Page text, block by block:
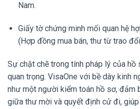
Nam.
Giấy tờ chứng minh mối quan hệ
(Hợp đồng mua bán, thư từ trao
Sự chặt chẽ trong tính pháp lý của
quan trọng. VisaOne với bề dày kinh
như một người kiểm toán hồ sơ,
giữa thư mời và quyết định cử đi,